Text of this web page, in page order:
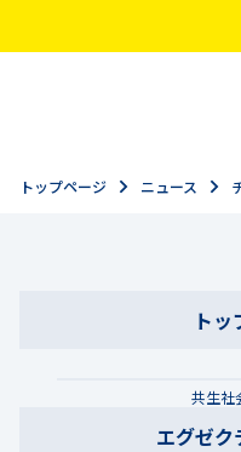
トップページ ニュース
ト
共生社
エグゼク